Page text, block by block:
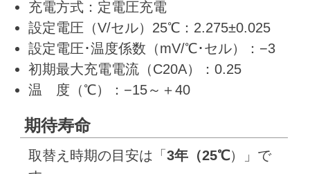
充電方式：定電圧充電
設定電圧（V/セル）25℃：2.275±0.025
設定電圧･温度係数（mV/℃･セル）：−3
初期最大充電電流（C20A）：0.25
温 度（℃）：−15～＋40
期待寿命
取替え時期の目安は「3年（25℃）」で